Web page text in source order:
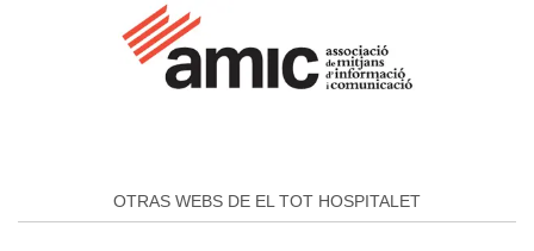
OTRAS WEBS DE EL TOT HOSPITALET